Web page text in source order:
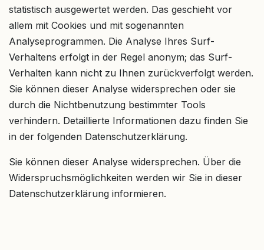
statistisch ausgewertet werden. Das geschieht vor
allem mit Cookies und mit sogenannten
Analyseprogrammen. Die Analyse Ihres Surf-
Verhaltens erfolgt in der Regel anonym; das Surf-
Verhalten kann nicht zu Ihnen zurückverfolgt werden.
Sie können dieser Analyse widersprechen oder sie
durch die Nichtbenutzung bestimmter Tools
verhindern. Detaillierte Informationen dazu finden Sie
in der folgenden Datenschutzerklärung.
Sie können dieser Analyse widersprechen. Über die
Widerspruchsmöglichkeiten werden wir Sie in dieser
Datenschutzerklärung informieren.